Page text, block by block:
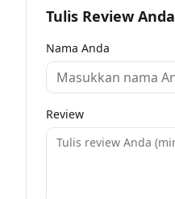
Tulis Review Anda
Nama Anda
Review